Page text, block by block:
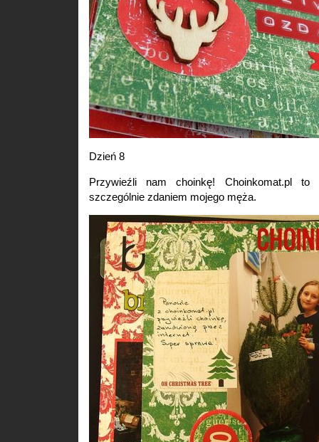
Dzień 8
Przywieźli nam choinkę! Choinkomat.pl to
szczególnie zdaniem mojego męża.